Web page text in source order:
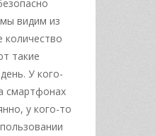
видим из
количество
такие
У кого-
смартфонах
у кого-то